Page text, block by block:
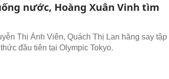
nước, Hoàng Xuân Vinh tìm
Thị Ánh Viên, Quách Thị Lan hăng say tập
đầu tiên tại Olympic Tokyo.